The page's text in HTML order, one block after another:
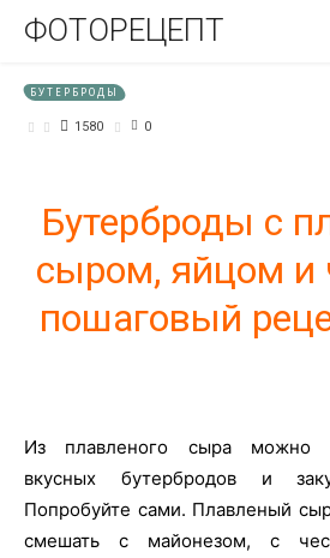
ФОТОРЕЦЕПТ
БУТЕРБРОДЫ
1580 0
Бутерброды с
сыром, яйцом и
пошаговый
Из плавленого сыра можно
вкусных бутербродов и
Попробуйте сами. Плавленый
смешать с майонезом, с